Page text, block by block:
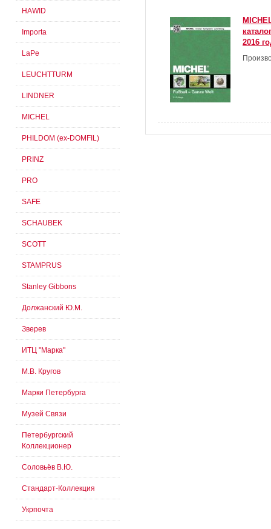
2016
HAWID
Importa
LaPe
LEUCHTTURM
LINDNER
MICHEL
PHILDOM (ex-DOMFIL)
PRINZ
PRO
SAFE
SCHAUBEK
SCOTT
STAMPRUS
Stanley Gibbons
Должанский Ю.М.
Зверев
ИТЦ "Марка"
М.В. Кругов
Марки Петербурга
Музей Связи
Петербургский
Коллекционер
Соловьёв В.Ю.
Стандарт-Коллекция
Укрпочта